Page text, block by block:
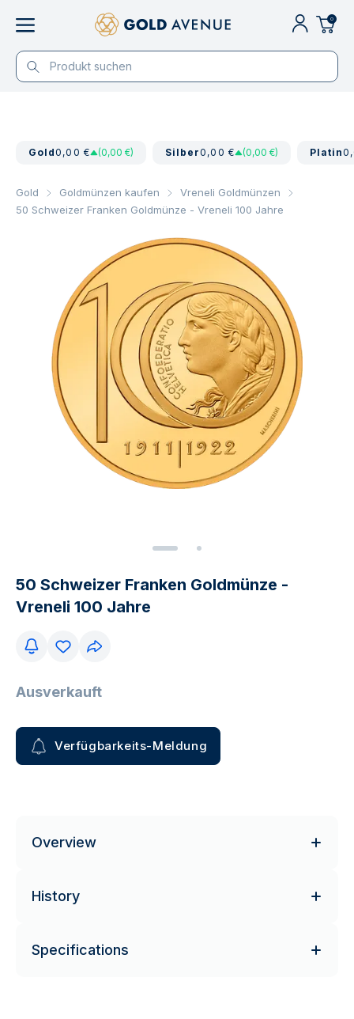
0
Gold0,00 € (0,00 €) Silber0,00 € (0,00 €) Platin
Gold Goldmünzen kaufen
Vreneli Goldmünzen
50 Schweizer Franken Goldmünze - Vreneli 100 Jahre
50 Schweizer Franken Goldmünze -
Vreneli 100 Jahre
Ausverkauft
Verfügbarkeits-Meldung
Overview
History
Specifications